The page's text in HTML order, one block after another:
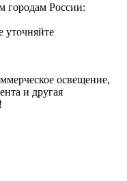
городам России:
уточняйте
освещение,
и другая